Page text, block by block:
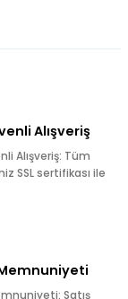
Alışveriş
Alışveriş: Tüm
SSL sertifikası ile
Satış